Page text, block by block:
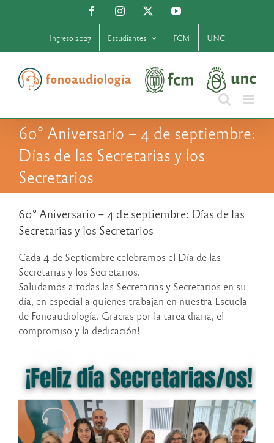
FacebookInstagram YouTube
Ingreso 2027 Estudiantes FCM UNC
60° Aniversario – 4 de septiembre:
Días de las Secretarias y los
Secretarios
60° Aniversario – 4 de septiembre: Días de las
Secretarias y los Secretarios
Cada 4 de Septiembre celebramos el Día de las
Secretarias y los Secretarios.
Saludamos a todas las Secretarias y Secretarios en su
día, en especial a quienes trabajan en nuestra Escuela
de Fonoaudiología. Gracias por la tarea diaria, el
compromiso y la dedicación!